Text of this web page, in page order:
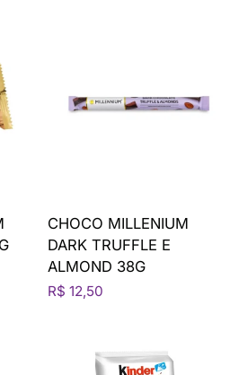
CHOCO MILLENIUM
DARK TRUFFLE E
ALMOND 38G
R$ 12,50